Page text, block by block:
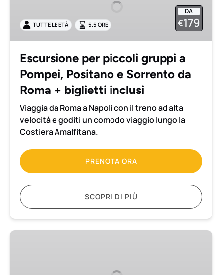
Pompei,
Positano
Sorrento
Roma
biglietti
inclusi
DA
€179
TUTTE LE ETÀ 5.5 ORE
Escursione per piccoli gruppi a
Pompei, Positano e Sorrento da
Roma + biglietti inclusi
Viaggia da Roma a Napoli con il treno ad alta
velocità e goditi un comodo viaggio lungo la
Costiera Amalfitana.
PRENOTA ORA
SCOPRI DI PIÙ
Escursione